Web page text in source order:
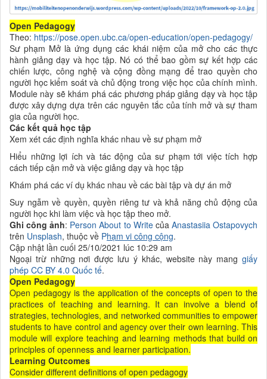
Open Pedagogy
Theo: https://pose.open.ubc.ca/open-education/open-pedagogy/
Sư phạm Mở là ứng dụng các khái niệm của mở cho các thực
hành giảng dạy và học tập. Nó có thể bao gồm sự kết hợp các
chiến lược, công nghệ và cộng đồng mạng để trao quyền cho
người học kiểm soát và chủ động trong việc học của chính mình.
Module này sẽ khám phá các phương pháp giảng dạy và học tập
được xây dựng dựa trên các nguyên tắc của tính mở và sự tham
gia của người học.
Các kết quả học tập
Xem xét các định nghĩa khác nhau về sư phạm mở
Hiểu những lợi ích và tác động của sư phạm tới việc tích hợp
cách tiếp cận mở và việc giảng dạy và học tập
Khám phá các ví dụ khác nhau về các bài tập và dự án mở
Suy ngẫm về quyền, quyền riêng tư và khả năng chủ động của
người học khi làm việc và học tập theo mở.
Ghi công ảnh: Person About to Writecủa Anastasiia Ostapovych
trên Unsplash, thuộc về Phạm vi công cộng.
Cập nhật lần cuối 25/10/2021 lúc 10:29 am
Ngoại trừ những nơi được lưu ý khác, website này mang giấy
phép CC BY 4.0 Quốc tế.
Open Pedagogy
Open pedagogy is the application of the concepts of open to the
practices of teaching and learning. It can involve a blend of
strategies, technologies, and networked communities to empower
students to have control and agency over their own learning. This
module will explore teaching and learning methods that build on
principles of openness and learner participation.
Learning Outcomes
Consider different definitions of open pedagogy